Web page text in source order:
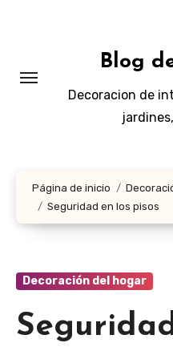
Blog
Decoracion de
Página de inicio
Seguridad en los pisos
Decoración del hogar